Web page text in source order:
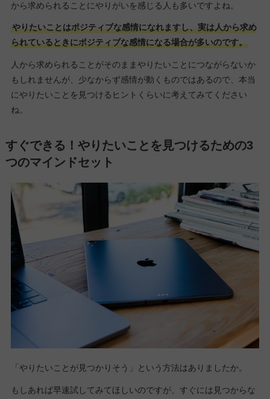
から求められることにやりがいを感じる人も多いですよね。
やりたいことはポジティブな感情になれますし、実は人から求め
られているときにポジティブな感情になる場合が多いのです。
人から求められることがそのままやりたいことにつながらないか
もしれませんが、少なからず感情が動くものではあるので、本当
にやりたいことを見つけるヒントくらいに考えてみてください
ね。
すぐできる！やりたいことを見つけるための3
つのマインドセット
「やりたいことが見つかりそう」という方法はありましたか。
もしあれば早速試してみてほしいのですが、すぐには見つからな